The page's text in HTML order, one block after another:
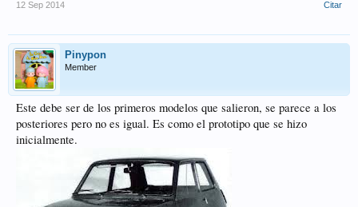
12 Sep 2014 Citar
Pinypon
Member
Este debe ser de los primeros modelos que salieron, se parece a los
posteriores pero no es igual. Es como el prototipo que se hizo
inicialmente.